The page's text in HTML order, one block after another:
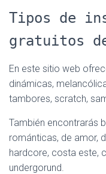
Tipos de
gratuitos
En este sitio web
dinámicas,
tambores, scratch,
También encontrarás
románticas, de amor,
hardcore, costa este,
undergorund.